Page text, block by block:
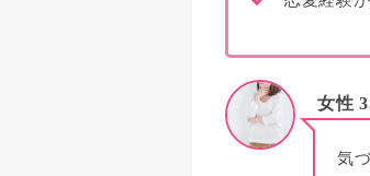
女性
気